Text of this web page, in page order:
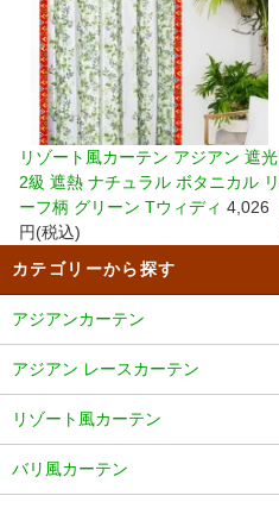
リゾート風カーテン アジアン 遮光
2級 遮熱 ナチュラル ボタニカル リ
ーフ柄 グリーン Tウィディ 4,026
円(税込)
カテゴリーから探す
アジアンカーテン
アジアン レースカーテン
リゾート風カーテン
バリ風カーテン